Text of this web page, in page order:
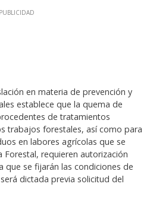
en materia de prevención y
establece que la quema de
de tratamientos
trabajos forestales, así como para
en labores agrícolas que se
Forestal, requieren autorización
que se fijarán las condiciones de
dictada previa solicitud del